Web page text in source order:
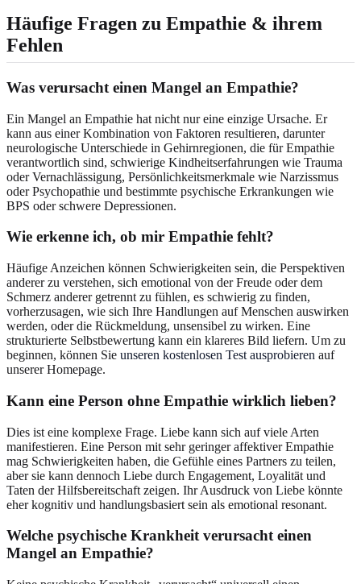
Häufige Fragen zu Empathie & ihrem
Fehlen
Was verursacht einen Mangel an Empathie?
Ein Mangel an Empathie hat nicht nur eine einzige Ursache. Er
kann aus einer Kombination von Faktoren resultieren, darunter
neurologische Unterschiede in Gehirnregionen, die für Empathie
verantwortlich sind, schwierige Kindheitserfahrungen wie Trauma
oder Vernachlässigung, Persönlichkeitsmerkmale wie Narzissmus
oder Psychopathie und bestimmte psychische Erkrankungen wie
BPS oder schwere Depressionen.
Wie erkenne ich, ob mir Empathie fehlt?
Häufige Anzeichen können Schwierigkeiten sein, die Perspektiven
anderer zu verstehen, sich emotional von der Freude oder dem
Schmerz anderer getrennt zu fühlen, es schwierig zu finden,
vorherzusagen, wie sich Ihre Handlungen auf Menschen auswirken
werden, oder die Rückmeldung, unsensibel zu wirken. Eine
strukturierte Selbstbewertung kann ein klareres Bild liefern. Um zu
beginnen, können Sie unseren kostenlosen Test ausprobieren auf
unserer Homepage.
Kann eine Person ohne Empathie wirklich lieben?
Dies ist eine komplexe Frage. Liebe kann sich auf viele Arten
manifestieren. Eine Person mit sehr geringer affektiver Empathie
mag Schwierigkeiten haben, die Gefühle eines Partners zu teilen,
aber sie kann dennoch Liebe durch Engagement, Loyalität und
Taten der Hilfsbereitschaft zeigen. Ihr Ausdruck von Liebe könnte
eher kognitiv und handlungsbasiert sein als emotional resonant.
Welche psychische Krankheit verursacht einen
Mangel an Empathie?